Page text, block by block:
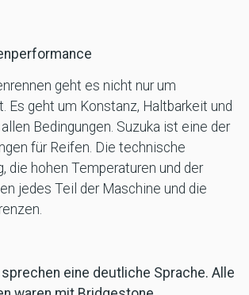
geht es nicht nur um
Es geht um Konstanz, Haltbarkeit und
Bedingungen. Suzuka ist eine der
für Reifen. Die technische
die hohen Temperaturen und der
jedes Teil der Maschine und die
eine deutliche Sprache. Alle